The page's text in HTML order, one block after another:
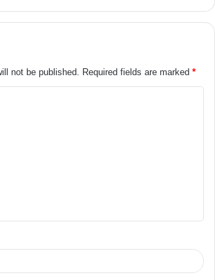
not be published. Required fields are marked *